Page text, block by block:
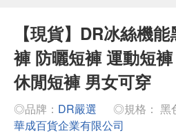
【現貨】DR冰絲機
褲 防曬短褲 運動短
休閒短褲 男女可穿
◎品牌： DR嚴選 ◎規格： 黑
華成百貨企業有限公司